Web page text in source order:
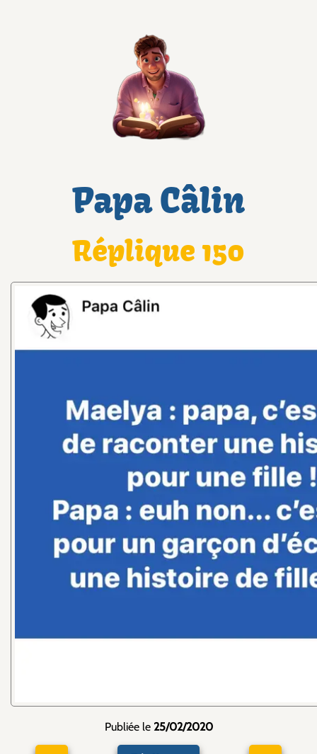
Papa Câlin
Réplique 150
Publiée le 25/02/2020